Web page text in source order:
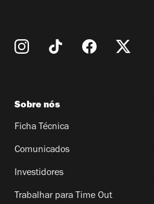
Sobre nós
Ficha Técnica
Comunicados
Investidores
Trabalhar para Time Out